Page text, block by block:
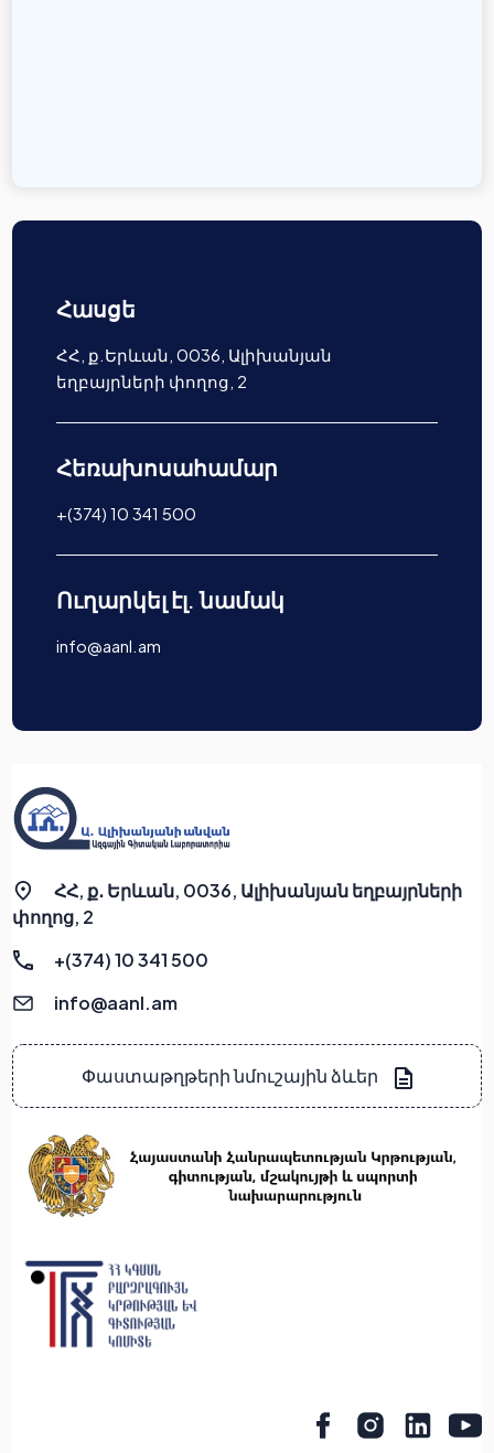
Հասցե
ՀՀ, ք.Երևան, 0036, Ալիխանյան
եղբայրների փողոց, 2
Հեռախոսահամար
+(374) 10 341 500
Ուղարկել էլ. նամակ
info@aanl.am
ՀՀ, ք․ Երևան, 0036, Ալիխանյան եղբայրների
փողոց, 2
+(374) 10 341 500
info@aanl.am
Փաստաթղթերի նմուշային ձևեր